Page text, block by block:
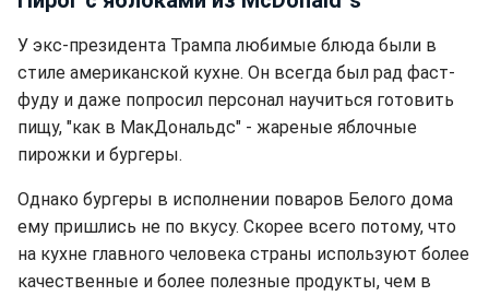
У экс-президента Трампа любимые блюда были в
стиле американской кухне. Он всегда был рад фаст-
фуду и даже попросил персонал научиться готовить
пищу, "как в МакДональдс" - жареные яблочные
пирожки и бургеры.
Однако бургеры в исполнении поваров Белого дома
ему пришлись не по вкусу. Скорее всего потому, что
на кухне главного человека страны используют более
качественные и более полезные продукты, чем в